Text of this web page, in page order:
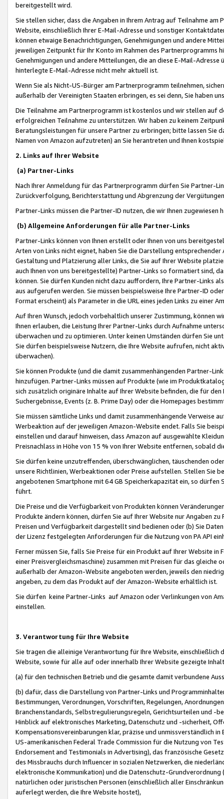
bereitgestellt wird.
Sie stellen sicher, dass die Angaben in Ihrem Antrag auf Teilnahme
Website, einschließlich Ihrer E-Mail-Adresse und sonstiger
können etwaige Benachrichtigungen, Genehmigungen und andere
jeweiligen Zeitpunkt für Ihr Konto im Rahmen des Partnerprogramms
Genehmigungen und andere Mitteilungen, die an diese E-Mail-
hinterlegte E-Mail-Adresse nicht mehr aktuell ist.
Wenn Sie als Nicht-US-Bürger am Partnerprogramm teilnehmen,
außerhalb der Vereinigten Staaten erbringen, es sei denn, Sie haben
Die Teilnahme am Partnerprogramm ist kostenlos und wir stellen auf
erfolgreichen Teilnahme zu unterstützen. Wir haben zu keinem
Beratungsleistungen für unsere Partner zu erbringen; bitte lassen Sie
Namen von Amazon aufzutreten) an Sie herantreten und Ihnen
2. Links auf Ihrer Website
(a) Partner-Links
Nach Ihrer Anmeldung für das Partnerprogramm dürfen Sie Partner-
Zurückverfolgung, Berichterstattung und Abgrenzung der
Partner-Links müssen die Partner-ID nutzen, die wir Ihnen zugewiesen
(b) Allgemeine Anforderungen für alle Partner-Links
Partner-Links können von Ihnen erstellt oder Ihnen von uns
Arten von Links nicht eignet, haben Sie die Darstellung
Gestaltung und Platzierung aller Links, die Sie auf Ihrer Website
auch Ihnen von uns bereitgestellte) Partner-Links so formatiert sind,
können. Sie dürfen Kunden nicht dazu auffordern, Ihre Partner-Links
aus aufgerufen werden. Sie müssen beispielsweise Ihre Partner-ID
Format erscheint) als Parameter in die URL eines jeden Links zu einer
Auf Ihren Wunsch, jedoch vorbehaltlich unserer Zustimmung, können
Ihnen erlauben, die Leistung Ihrer Partner-Links durch Aufnahme
überwachen und zu optimieren. Unter keinen Umständen dürfen Sie
Sie dürfen beispielsweise Nutzern, die Ihre Website aufrufen, nicht
überwachen).
Sie können Produkte (und die damit zusammenhängenden Partner-
hinzufügen. Partner-Links müssen auf Produkte (wie im
sich zusätzlich originäre Inhalte auf Ihrer Website befinden, die für
Suchergebnisse, Events (z. B. Prime Day) oder die Homepages
Sie müssen sämtliche Links und damit zusammenhängende
Werbeaktion auf der jeweiligen Amazon-Website endet. Falls Sie
einstellen und darauf hinweisen, dass Amazon auf ausgewählte
Preisnachlass in Höhe von 15 % von Ihrer Website entfernen, sobald
Sie dürfen keine unzutreffenden, überschwänglichen, täuschenden
unsere Richtlinien, Werbeaktionen oder Preise aufstellen. Stellen Sie
angebotenen Smartphone mit 64 GB Speicherkapazität ein, so dürfen
führt.
Die Preise und die Verfügbarkeit von Produkten können
Produkte ändern können, dürfen Sie auf Ihrer Website nur Angaben
Preisen und Verfügbarkeit dargestellt sind bedienen oder (b) Sie
der Lizenz festgelegten Anforderungen für die Nutzung von PA API
Ferner müssen Sie, falls Sie Preise für ein Produkt auf Ihrer Website
einer Preisvergleichsmaschine) zusammen mit Preisen für das
außerhalb der Amazon-Website angeboten werden, jeweils den
angeben, zu dem das Produkt auf der Amazon-Website erhältlich ist.
Sie dürfen keine Partner-Links auf Amazon oder Verlinkungen von
einstellen.
3. Verantwortung für Ihre Website
Sie tragen die alleinige Verantwortung für Ihre Website,
Website, sowie für alle auf oder innerhalb Ihrer Website gezeigte
(a) für den technischen Betrieb und die gesamte damit verbundene
(b) dafür, dass die Darstellung von Partner-Links und
Bestimmungen, Verordnungen, Vorschriften, Regelungen,
Branchenstandards, Selbstregulierungsregeln, Gerichtsurteilen und -
Hinblick auf elektronisches Marketing, Datenschutz und -sicherheit,
Kompensationsvereinbarungen klar, präzise und unmissverständlich
US-amerikanischen Federal Trade Commission für die Nutzung von
Endorsement and Testimonials in Advertising), das französische
des Missbrauchs durch Influencer in sozialen Netzwerken, die
elektronische Kommunikation) und die Datenschutz-
natürlichen oder juristischen Personen (einschließlich aller
auferlegt werden, die Ihre Website hostet),